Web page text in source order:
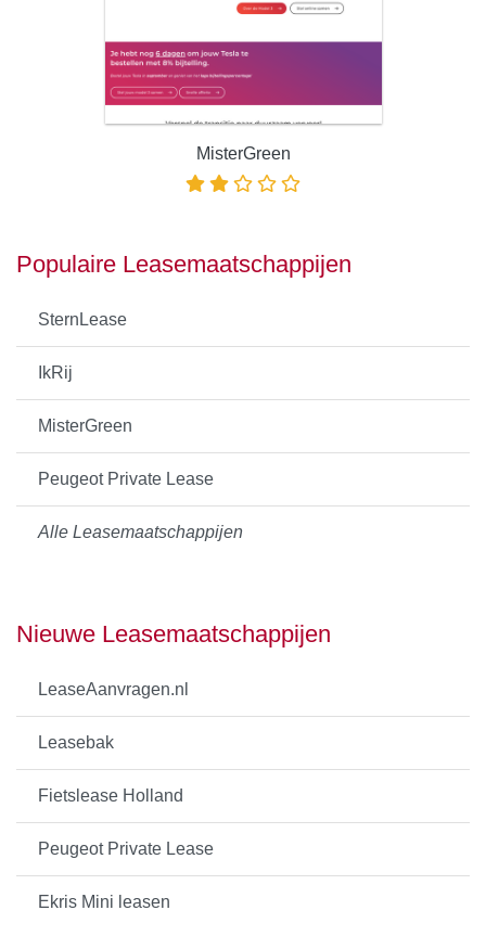
MisterGreen
Populaire Leasemaatschappijen
SternLease
IkRij
MisterGreen
Peugeot Private Lease
Alle Leasemaatschappijen
Nieuwe Leasemaatschappijen
LeaseAanvragen.nl
Leasebak
Fietslease Holland
Peugeot Private Lease
Ekris Mini leasen